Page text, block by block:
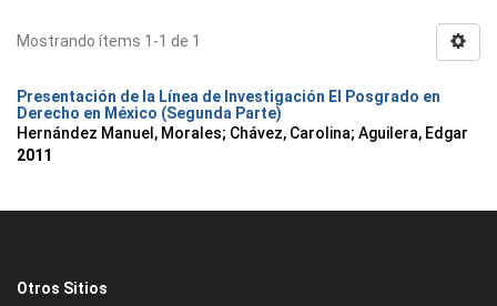
Mostrando ítems 1-1 de 1
Presentación de la Línea de Investigación El Posgrado en
Derecho en México (Segunda Parte)
Hernández Manuel, Morales; Chávez, Carolina; Aguilera, Edgar
2011
Otros Sitios